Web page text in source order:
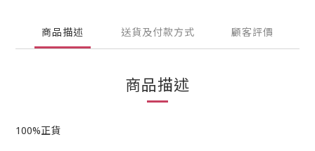
商品描述 送貨及付款方式 顧客評價
商品描述
100%正貨